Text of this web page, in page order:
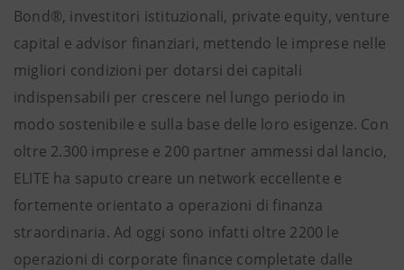
Bond®, investitori istituzionali, private equity, venture
capital e advisor finanziari, mettendo le imprese nelle
migliori condizioni per dotarsi dei capitali
indispensabili per crescere nel lungo periodo in
modo sostenibile e sulla base delle loro esigenze. Con
oltre 2.300 imprese e 200 partner ammessi dal lancio,
ELITE ha saputo creare un network eccellente e
fortemente orientato a operazioni di finanza
straordinaria. Ad oggi sono infatti oltre 2200 le
operazioni di corporate finance completate dalle